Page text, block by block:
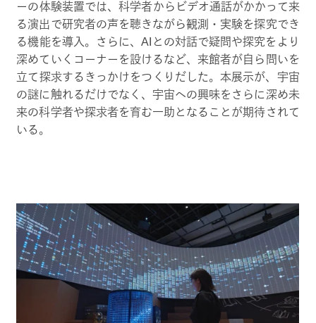
ーの体験装置では、科学者からビデオ通話がかかって来
る演出で研究者の声を聴きながら観測・実験を探究でき
る機能を導入。さらに、AIとの対話で疑問や探究をより
深めていくコーナーを設けるなど、来館者が自ら問いを
立て探求するきっかけをつくりだした。本展示が、宇宙
の謎に触れるだけでなく、宇宙への興味をさらに深め未
来の科学者や探求者を育む一助となることが期待されて
いる。